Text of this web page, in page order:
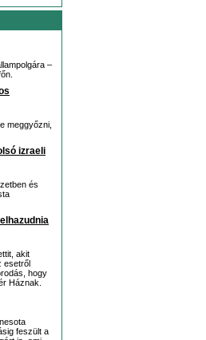
–
meggyőzni,
izraeli
és
akit
esetről
hogy
Háznak.
feszült a